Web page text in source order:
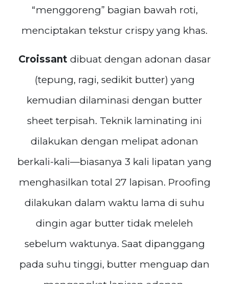
“menggoreng” bagian bawah roti,
menciptakan tekstur crispy yang khas.
Croissant dibuat dengan adonan dasar
(tepung, ragi, sedikit butter) yang
kemudian dilaminasi dengan butter
sheet terpisah. Teknik laminating ini
dilakukan dengan melipat adonan
berkali-kali—biasanya 3 kali lipatan yang
menghasilkan total 27 lapisan. Proofing
dilakukan dalam waktu lama di suhu
dingin agar butter tidak meleleh
sebelum waktunya. Saat dipanggang
pada suhu tinggi, butter menguap dan